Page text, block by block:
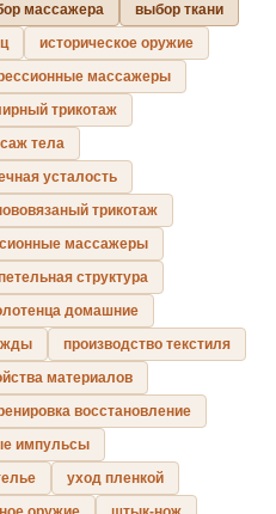
массажера
выбор ткани
историческое оружие
массажеры
трикотаж
тела
усталость
трикотаж
массажеры
структура
домашние
производство текстиля
материалов
восстановление
импульсы
уход пленкой